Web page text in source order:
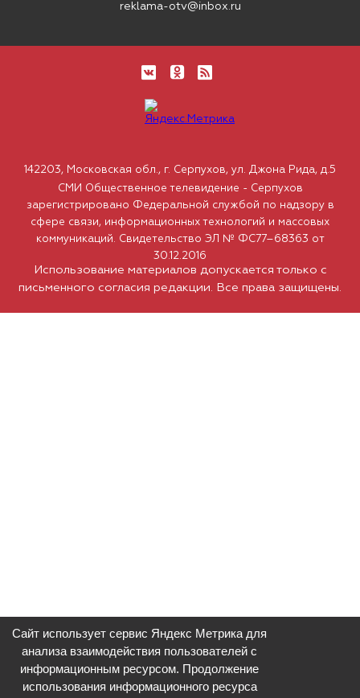
reklama-otv@inbox.ru
Использование материалов допускается только с
письменного согласия редакции. Все права защищены.
142203, Московская обл., г. Серпухов, ул. Джона Рида, д.5
СМИ Общественное телевидение - Серпухов
зарегистрировано Федеральной службой по надзору в
сфере связи, информационных технологий и массовых
коммуникаций. Свидетельство ЭЛ № ФС77–68363 от
30.12.2016
Сайт использует сервис Яндекс Метрика для
анализа взаимодействия пользователей с
информационным ресурсом. Продолжение
использования информационного ресурса